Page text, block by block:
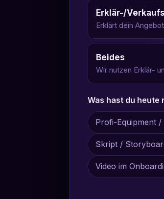
Erklär-/
Erklärt dein
Beides
Wir nutzen Erklär-
Was hast du heute
Profi-Equipment /
Skript /
Video im